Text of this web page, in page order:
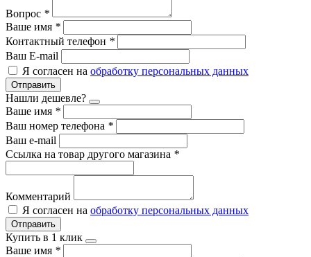
Вопрос *
Ваше имя *
Контактный телефон *
Ваш E-mail
Я согласен на обработку персональных данных
Отправить
Нашли дешевле?
Ваше имя *
Ваш номер телефона *
Ваш e-mail
Ссылка на товар другого магазина *
Комментарий
Я согласен на обработку персональных данных
Отправить
Купить в 1 клик
Ваше имя *